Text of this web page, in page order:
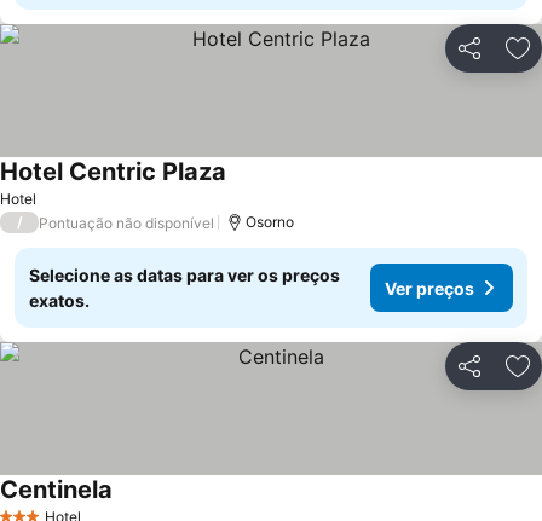
Partilhar
Hotel
Hotel Centric Plaza
/ Pontuação não disponível Osorno
Selecione as datas para ver os preços
exatos.
Ver preços
Partilhar
Hotel
Centinela